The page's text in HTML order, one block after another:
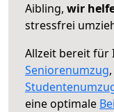
Aibling, wir
stressfrei
Allzeit bereit für
Seniorenumzug,
eine optimale